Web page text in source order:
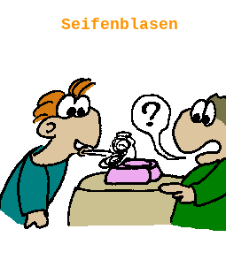
Seifenblasen